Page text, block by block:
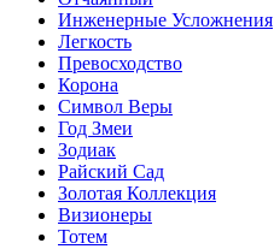
Инженерные Усложнения
Легкость
Превосходство
Корона
Символ Веры
Год Змеи
Зодиак
Райский Сад
Золотая Коллекция
Визионеры
Тотем